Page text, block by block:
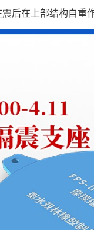
后在上部结构自重